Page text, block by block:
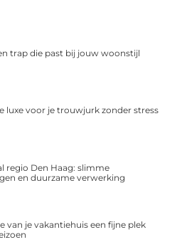
trap die past bij jouw woonstijl
luxe voor je trouwjurk zonder stress
regio Den Haag: slimme
en duurzame verwerking
van je vakantiehuis een fijne plek